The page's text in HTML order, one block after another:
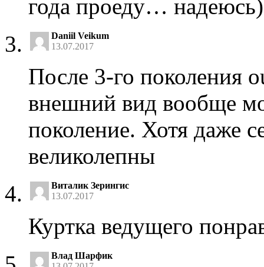
года проеду… надеюсь)
Daniil Veikum
13.07.2017
После 3-го поколения
внешний вид вообще
поколение. Хотя даже
великолепны
Виталик Зерингис
13.07.2017
Куртка ведущего
Влад Шарфик